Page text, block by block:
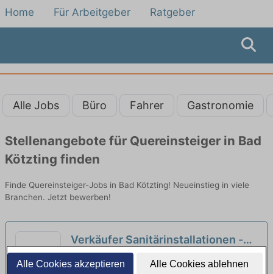
Alle Cookies akzeptieren Alle Cookies ablehnen
Home Für Arbeitgeber Ratgeber
Alle Jobs Büro Fahrer Gastronomie
Stellenangebote für Quereinsteiger in Bad
Kötzting finden
Finde Quereinsteiger-Jobs in Bad Kötzting! Neueinstieg in viele
Branchen. Jetzt bewerben!
Verkäufer Sanitärinstallationen -
auch Quereinsteiger (m/w/d)
REWE Group | Cham